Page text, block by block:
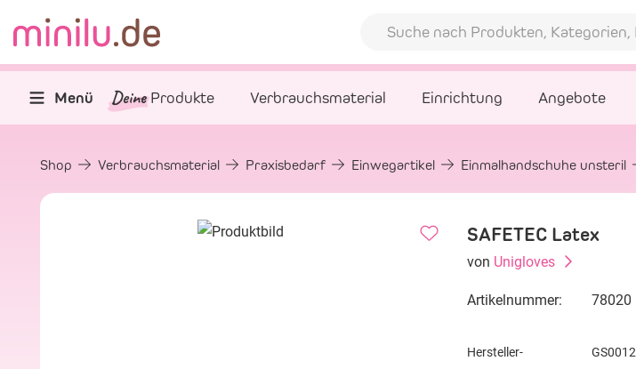
Menü Deine Produkte Verbrauchsmaterial Einrichtung Angebote
Shop Verbrauchsmaterial Praxisbedarf Einwegartikel Einmalhandschuhe unsteril
SAFETEC Latex
von Unigloves
Artikelnummer: 78020
Hersteller-
GS0012